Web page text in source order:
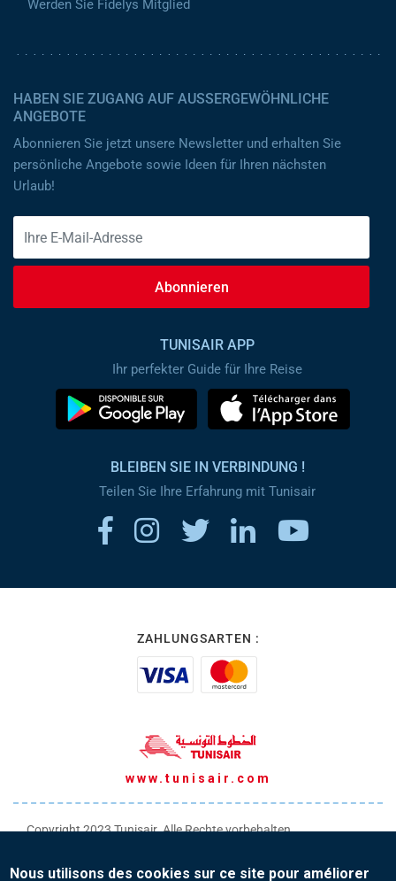
Werden Sie Fidelys Mitglied
HABEN SIE ZUGANG AUF AUSSERGEWÖHNLICHE A
NGEBOTE
Abonnieren Sie jetzt unsere Newsletter und erhalten Sie
persönliche Angebote sowie Ideen für Ihren nächsten
Urlaub!
Abonnieren
TUNISAIR APP
Ihr perfekter Guide für Ihre Reise
BLEIBEN SIE IN VERBINDUNG !
Teilen Sie Ihre Erfahrung mit Tunisair
ZAHLUNGSARTEN :
www.tunisair.com
Copyright 2023 Tunisair. Alle Rechte vorbehalten
Allgemeine Verkaufsbedingungen
Nous utilisons des cookies sur ce site pour améliorer